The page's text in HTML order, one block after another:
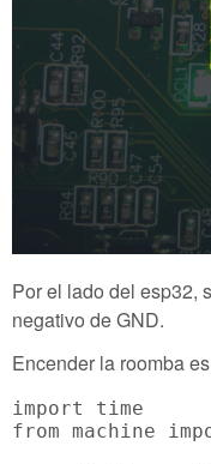
Por el lado del esp32,
negativo de GND.
Encender la roomba
import time
from machine